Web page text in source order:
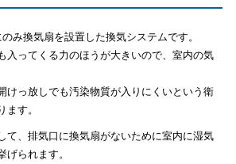
み換気扇を設置した換気システムです。
入ってくる力のほうが大きいので、室内の気
けっ放しでも汚染物質が入りにくいという衛
す。
て、排気口に換気扇がないために室内に湿気
られます。